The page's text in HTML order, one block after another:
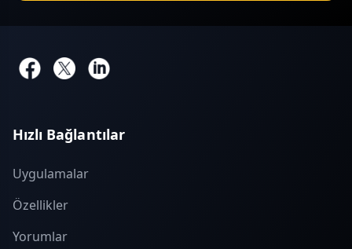
Hızlı Bağlantılar
Uygulamalar
Özellikler
Yorumlar